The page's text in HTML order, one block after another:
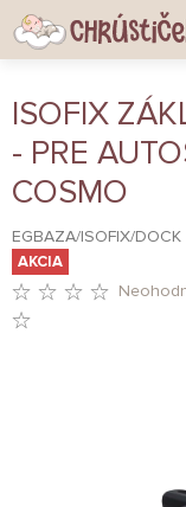
Prejsť
na
obsah
ISOFIX
- PRE
COSMO
EGBAZA/ISOFIX/DOCK
AKCIA